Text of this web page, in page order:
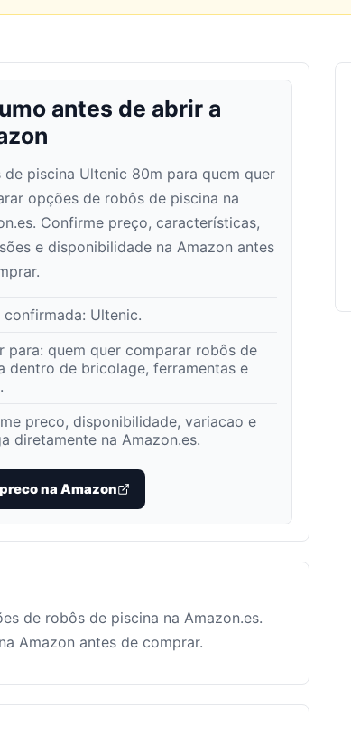
antes de abrir a
de piscina Ultenic 80m para quem quer
opções de robôs de piscina na
Confirme preço, características,
e disponibilidade na Amazon antes
confirmada: Ultenic.
para: quem quer comparar robôs de
dentro de bricolage, ferramentas e
.
preco, disponibilidade, variacao e
diretamente na Amazon.es.
na Amazon
de robôs de piscina na Amazon.es.
Amazon antes de comprar.